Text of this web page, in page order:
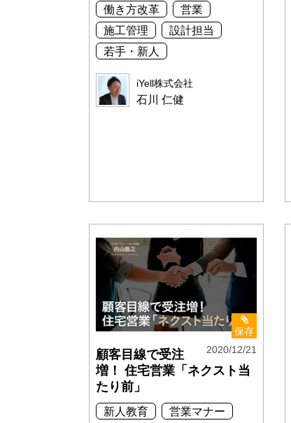
働き方改革
営業
施工管理
設計担当
若手・新人
iYell株式会社
石川 仁健
保存
2020/12/21
顧客目線で受注
増！ 住宅営業「ネクスト当
たり前」
新人教育
営業マナー